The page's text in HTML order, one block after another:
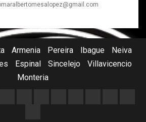
Armenia Pereira Ibague
Neiva
Espinal Sincelejo
Villavicencio
Monteria